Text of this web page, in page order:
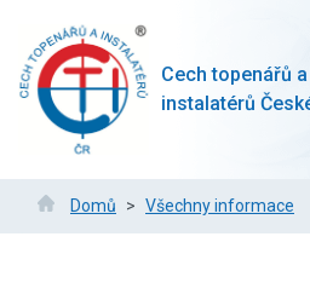
hlavnímu
obsahu
Cech topenářů a
instalatérů
Drobečková
navigace
Domů Všechny informace